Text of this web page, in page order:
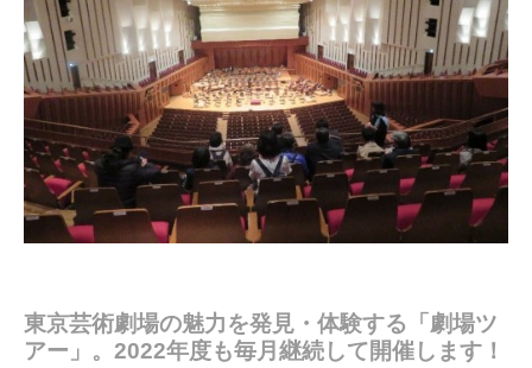
東京芸術劇場の魅力を発見・体験する「劇場ツ
アー」。2022年度も毎月継続して開催します！